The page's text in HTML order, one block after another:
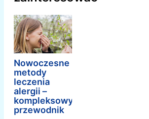
Nowoczesne
metody
leczenia
alergii –
kompleksowy
przewodnik